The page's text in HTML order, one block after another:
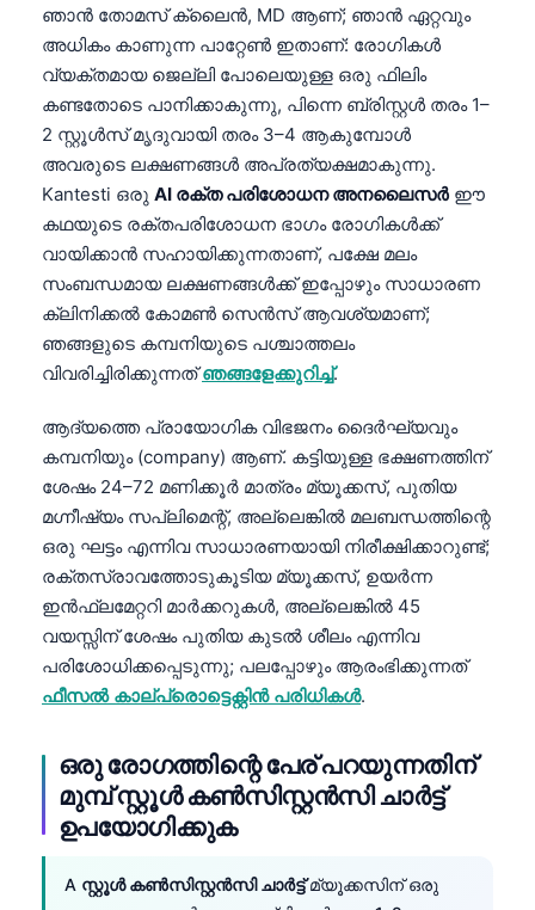
ഞാൻ തോമസ് ക്ലൈൻ, MD ആണ്; ഞാൻ ഏറ്റവും
അധികം കാണുന്ന പാറ്റേൺ ഇതാണ്: രോഗികൾ
വ്യക്തമായ ജെല്ലി പോലെയുള്ള ഒരു ഫിലിം
കണ്ടതോടെ പാനിക്കാകുന്നു, പിന്നെ ബ്രിസ്റ്റൾ തരം 1–
2 സ്റ്റൂൾസ് മൃദുവായി തരം 3–4 ആകുമ്പോൾ
അവരുടെ ലക്ഷണങ്ങൾ അപ്രത്യക്ഷമാകുന്നു.
Kantesti ഒരു AI രക്ത പരിശോധന അനലൈസർ ഈ
കഥയുടെ രക്തപരിശോധന ഭാഗം രോഗികൾക്ക്
വായിക്കാൻ സഹായിക്കുന്നതാണ്, പക്ഷേ മലം
സംബന്ധമായ ലക്ഷണങ്ങൾക്ക് ഇപ്പോഴും സാധാരണ
ക്ലിനിക്കൽ കോമൺ സെൻസ് ആവശ്യമാണ്;
ഞങ്ങളുടെ കമ്പനിയുടെ പശ്ചാത്തലം
വിവരിച്ചിരിക്കുന്നത്ഞങ്ങളേക്കുറിച്ച്.
ആദ്യത്തെ പ്രായോഗിക വിഭജനം ദൈർഘ്യവും
കമ്പനിയും (company) ആണ്. കട്ടിയുള്ള ഭക്ഷണത്തിന്
ശേഷം 24–72 മണിക്കൂർ മാത്രം മ്യൂക്കസ്, പുതിയ
മഗ്നീഷ്യം സപ്ലിമെന്റ്, അല്ലെങ്കിൽ മലബന്ധത്തിന്റെ
ഒരു ഘട്ടം എന്നിവ സാധാരണയായി നിരീക്ഷിക്കാറുണ്ട്;
രക്തസ്രാവത്തോടുകൂടിയ മ്യൂക്കസ്, ഉയർന്ന
ഇൻഫ്ലമേറ്ററി മാർക്കറുകൾ, അല്ലെങ്കിൽ 45
വയസ്സിന് ശേഷം പുതിയ കുടൽ ശീലം എന്നിവ
പരിശോധിക്കപ്പെടുന്നു; പലപ്പോഴും ആരംഭിക്കുന്നത്
ഫീസൽ കാല്പ്രൊട്ടെക്റ്റിൻ പരിധികൾ.
ഒരു രോഗത്തിന്റെ പേര് പറയുന്നതിന്
മുമ്പ് സ്റ്റൂൾ കൺസിസ്റ്റൻസി ചാർട്ട്
ഉപയോഗിക്കുക
A സ്റ്റൂൾ കൺസിസ്റ്റൻസി ചാർട്ട്മ്യൂക്കസിന് ഒരു